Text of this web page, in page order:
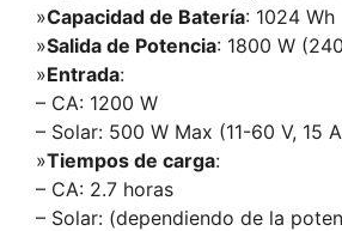
»Capacidad de Batería: 1024 Wh
»Salida de Potencia: 1800 W
»Entrada:
– CA: 1200 W
– Solar: 500 W Max (11-60 V, 15
»Tiempos de carga:
– CA: 2.7 horas
– Solar: (dependiendo de la